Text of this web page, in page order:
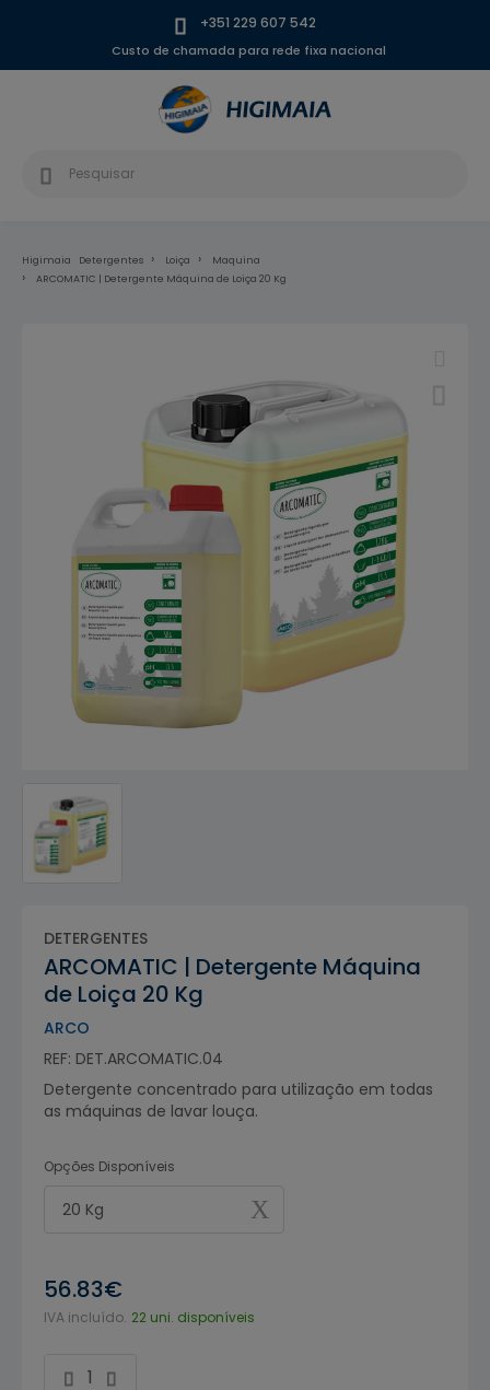
+351 229 607 542
Custo de chamada para rede fixa nacional
Higimaia Detergentes Loiça
Maquina
ARCOMATIC | Detergente Máquina de Loiça 20 Kg
DETERGENTES
ARCOMATIC | Detergente Máquina
de Loiça 20 Kg
ARCO
REF: DET.ARCOMATIC.04
Detergente concentrado para utilização em todas
as máquinas de lavar louça.
Opções Disponíveis
20 Kg
56.83€
IVA incluído. 22 uni. disponíveis